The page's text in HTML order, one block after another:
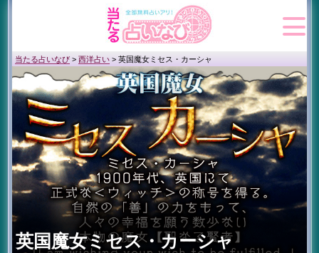
当たる占いなび >西洋占い >英国魔女ミセス・カーシャ
英国魔女ミセス・カーシャ